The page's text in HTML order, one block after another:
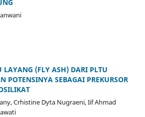
LAYANG (FLY ASH) DARI PLTU
POTENSINYA SEBAGAI PREKURSOR
Crhistine Dyta Nugraeni, Iif Ahmad